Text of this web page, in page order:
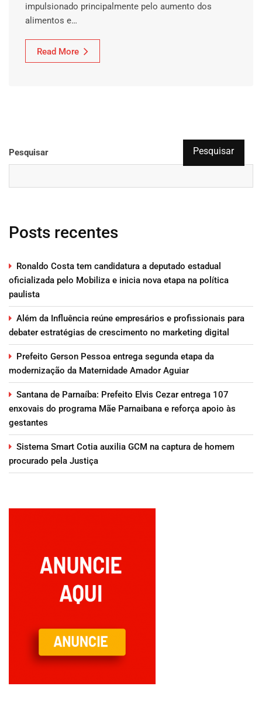
impulsionado principalmente pelo aumento dos
alimentos e…
Read More
Pesquisar Pesquisar
Posts recentes
Ronaldo Costa tem candidatura a deputado estadual
oficializada pelo Mobiliza e inicia nova etapa na política
paulista
Além da Influência reúne empresários e profissionais para
debater estratégias de crescimento no marketing digital
Prefeito Gerson Pessoa entrega segunda etapa da
modernização da Maternidade Amador Aguiar
Santana de Parnaíba: Prefeito Elvis Cezar entrega 107
enxovais do programa Mãe Parnaibana e reforça apoio às
gestantes
Sistema Smart Cotia auxilia GCM na captura de homem
procurado pela Justiça